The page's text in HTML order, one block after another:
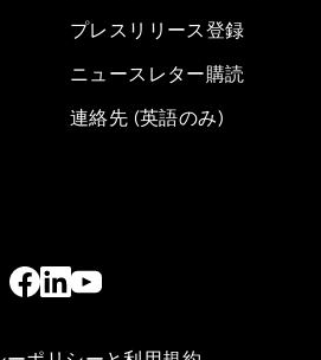
プレスリリース登録
ニュースレター購読
連絡先 (英語のみ)